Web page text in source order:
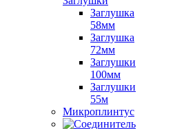
Заглушка
58мм
Заглушка
72мм
Заглушки
100мм
Заглушки
55м
Микроплинтус